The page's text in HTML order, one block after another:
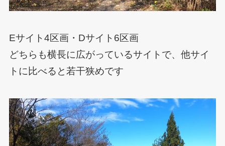
Eサイト4区画・Dサイト6区画
どちらも横長に広がっているサイトで、他サイ
トに比べると若干狭めです